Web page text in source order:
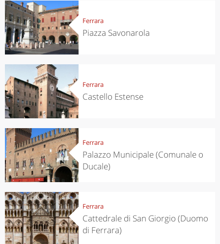
Ferrara
Piazza Savonarola
Ferrara
Castello Estense
Ferrara
Palazzo Municipale (Comunale o
Ducale)
Ferrara
Cattedrale di San Giorgio (Duomo
di Ferrara)